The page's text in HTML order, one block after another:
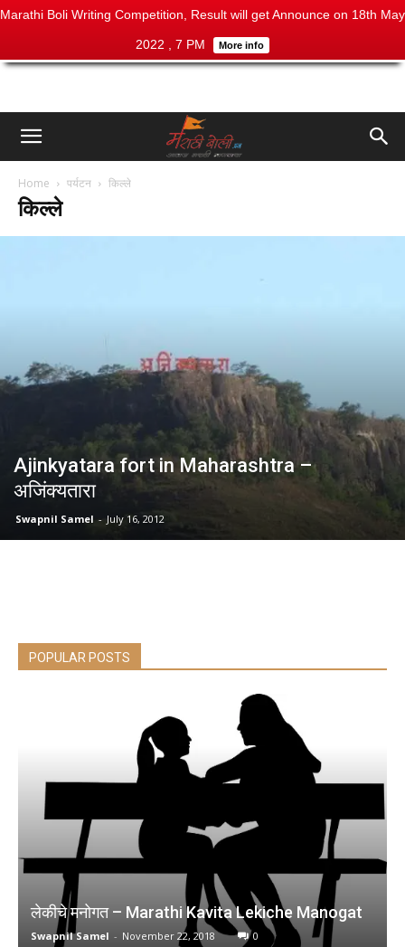
Marathi Boli Writing Competition, Result will get Announce on 18th May
2022 , 7 PM More info
Home पर्यटन किल्ले
किल्ले
Ajinkyatara fort in Maharashtra –
अजिंक्यतारा
Swapnil Samel - July 16, 2012
POPULAR POSTS
लेकीचे मनोगत – Marathi Kavita Lekiche Manogat
Swapnil Samel - November 22, 2018 0